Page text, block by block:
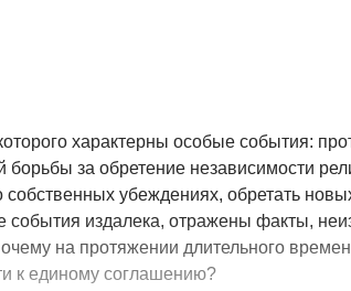
характерны особые события:
борьбы за обретение независимости
убеждениях, обретать
издалека, отражены факты,
на протяжении длительного
к единому соглашению?